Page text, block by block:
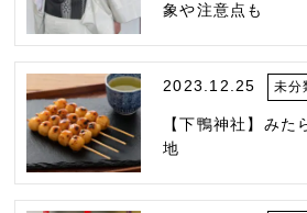
象や注意点も
2023.12.25 未分
【下鴨神社】み
地